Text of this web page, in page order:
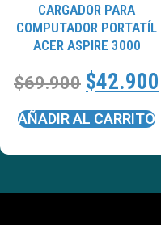
CARGADOR PARA
COMPUTADOR PORTATÍL
ACER ASPIRE 3000
$69.900 $42.900
AÑADIR AL CARRITO